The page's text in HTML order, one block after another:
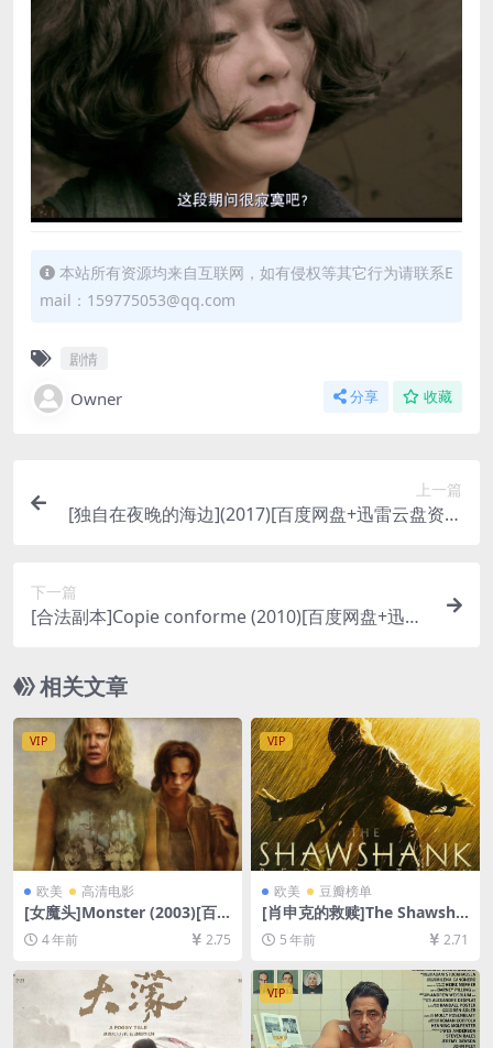
本站所有资源均来自互联网，如有侵权等其它行为请联系E
mail：159775053@qq.com
剧情
Owner 分享 收藏
上一篇
[独自在夜晚的海边](2017)[百度网盘+迅雷云盘资源
下一篇
[合法副本]Copie conforme (2010)[百度网盘+迅雷
字]
相关文章
VIP
欧美 高清电影
[女魔头]Monster (2003)[百
度网盘+迅雷云盘资源1080P
超清未删减][MP4/7GB][中英
字幕]
4 年前 2.75
VIP
欧美 豆瓣榜单
[肖申克的救赎]The Shawsha
nk Redemption (1994)[百度
网盘+迅雷云盘资源1080P超
清未删减][MP4/9.2GB][中英
字幕]
5 年前 2.71
VIP